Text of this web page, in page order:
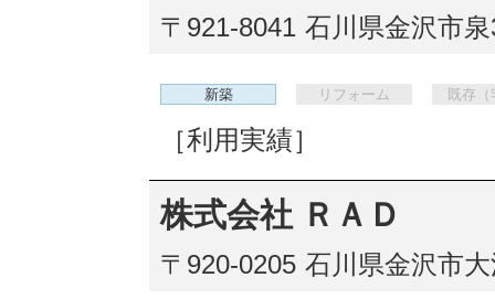
〒921-8041 石川県金沢市
新築 リフォーム 既存（
［利用実績］
株式会社 ＲＡＤ
〒920-0205 石川県金沢市